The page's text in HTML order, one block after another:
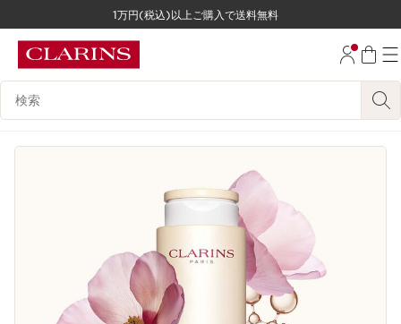
コンテンツへ移動
1万円(税込)以上ご購入で送料無料
検索候補